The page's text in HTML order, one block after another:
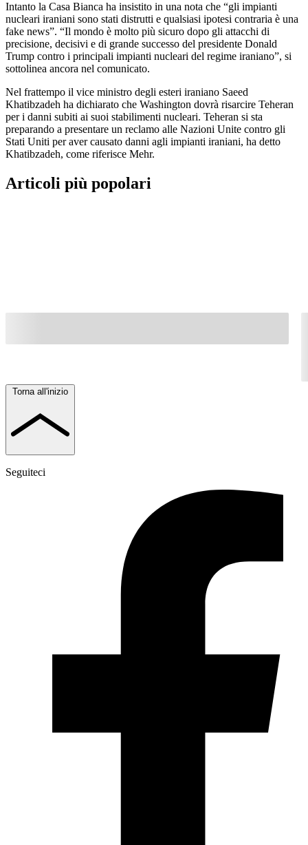
Intanto la Casa Bianca ha insistito in una nota che “gli impianti
nucleari iraniani sono stati distrutti e qualsiasi ipotesi contraria è una
fake news”. “Il mondo è molto più sicuro dopo gli attacchi di
precisione, decisivi e di grande successo del presidente Donald
Trump contro i principali impianti nucleari del regime iraniano”, si
sottolinea ancora nel comunicato.
Nel frattempo il vice ministro degli esteri iraniano Saeed
Khatibzadeh ha dichiarato che Washington dovrà risarcire Teheran
per i danni subiti ai suoi stabilimenti nucleari. Teheran si sta
preparando a presentare un reclamo alle Nazioni Unite contro gli
Stati Uniti per aver causato danni agli impianti iraniani, ha detto
Khatibzadeh, come riferisce Mehr.
Articoli più popolari
Torna all'inizio
Seguiteci